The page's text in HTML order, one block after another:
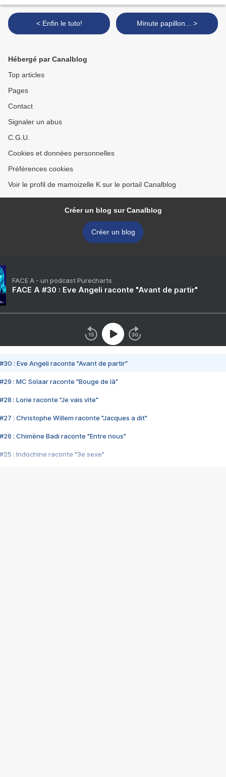
< Enfin le tuto! Minute papillon... >
Hébergé par Canalblog
Top articles
Pages
Contact
Signaler un abus
C.G.U.
Cookies et données personnelles
Préférences cookies
Voir le profil de mamoizelle K sur le portail Canalblog
Créer un blog sur Canalblog
Créer un blog
FACE A - un podcast Purecharts
FACE A #30 : Eve Angeli raconte "Avant de partir"
#30 : Eve Angeli raconte "Avant de partir"
#29 : MC Solaar raconte "Bouge de là"
#28 : Lorie raconte "Je vais vite"
#27 : Christophe Willem raconte "Jacques a dit"
#26 : Chimène Badi raconte "Entre nous"
#25 : Indochine raconte "3e sexe"